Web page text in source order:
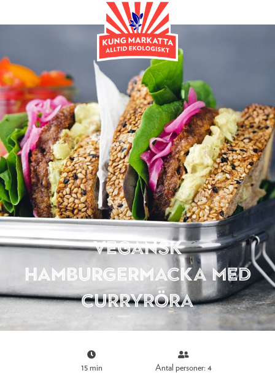
Vegansk
hamburgermacka med
curryröra
15 min Antal personer: 4